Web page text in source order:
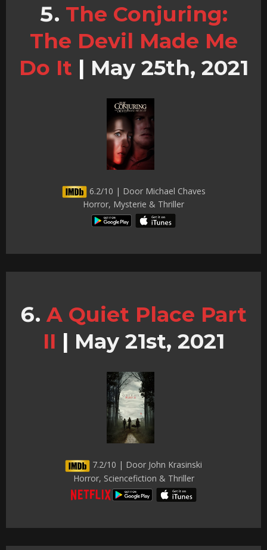
The Conjuring:
The Devil Made Me
Do It | May 25th, 2021
6.2/10 | Door Michael Chaves
Horror, Mysterie & Thriller
A Quiet Place Part
II | May 21st, 2021
7.2/10 | Door John Krasinski
Horror, Sciencefiction & Thriller